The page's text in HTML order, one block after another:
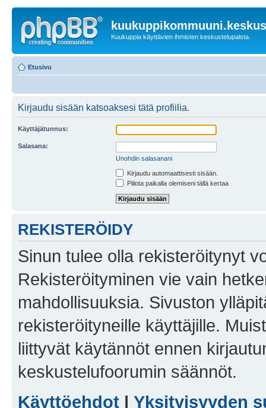
Kuukuppia käyttävien ihmisten keskustelupalsta.
Etusivu
Kirjaudu sisään katsoaksesi tätä profiilia.
Käyttäjätunnus:
Salasana:
Unohdin salasanani
Kirjaudu automaattisesti sisään.
Piilota paikalla olemiseni tällä kertaa
REKISTERÖIDY
Sinun tulee olla rekisteröitynyt
Rekisteröityminen vie vain
mahdollisuuksia. Sivuston
rekisteröityneille käyttäjille.
liittyvät käytännöt ennen
keskustelufoorumin säännöt.
Käyttöehdot | Yksityisyyden